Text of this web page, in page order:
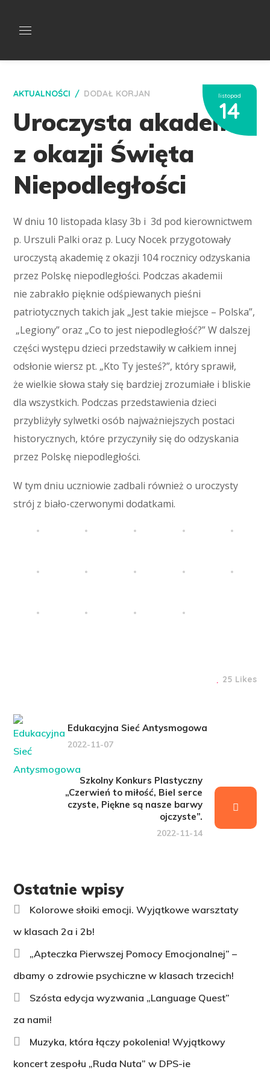
listopad
14
AKTUALNOŚCI DODAŁ KORJAN
Uroczysta akademia
z okazji Święta
Niepodległości
W dniu 10 listopada klasy 3b i 3d pod kierownictwem
p. Urszuli Palki oraz p. Lucy Nocek przygotowały
uroczystą akademię z okazji 104 rocznicy odzyskania
przez Polskę niepodległości. Podczas akademii
nie zabrakło pięknie odśpiewanych pieśni
patriotycznych takich jak „Jest takie miejsce – Polska”,
„Legiony” oraz „Co to jest niepodległość?” W dalszej
części występu dzieci przedstawiły w całkiem innej
odsłonie wiersz pt. „Kto Ty jesteś?”, który sprawił,
że wielkie słowa stały się bardziej zrozumiałe i bliskie
dla wszystkich. Podczas przedstawienia dzieci
przybliżyły sylwetki osób najważniejszych postaci
historycznych, które przyczyniły się do odzyskania
przez Polskę niepodległości.
W tym dniu uczniowie zadbali również o uroczysty
strój z biało-czerwonymi dodatkami.
25 Likes
Edukacyjna Sieć Antysmogowa
2022-11-07
Szkolny Konkurs Plastyczny
„Czerwień to miłość, Biel serce
czyste, Piękne są nasze barwy
ojczyste”.
2022-11-14
Ostatnie wpisy
Kolorowe słoiki emocji. Wyjątkowe warsztaty
w klasach 2a i 2b!
„Apteczka Pierwszej Pomocy Emocjonalnej” –
dbamy o zdrowie psychiczne w klasach trzecich!
Szósta edycja wyzwania „Language Quest”
za nami!
Muzyka, która łączy pokolenia! Wyjątkowy
koncert zespołu „Ruda Nuta” w DPS-ie